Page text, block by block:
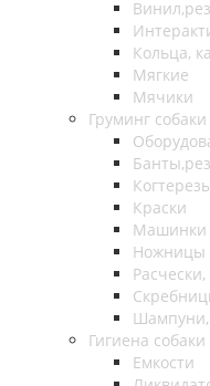
Кольца,
Мягкие
Мячики
Груминг собаки
Краски
Машинки
Ножницы
Гигиена собаки
Емкости